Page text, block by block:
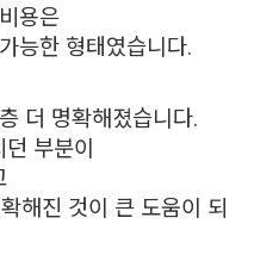
용은
능한 형태였습니다.
더 명확해졌습니다.
부분이
해진 것이 큰 도움이 되